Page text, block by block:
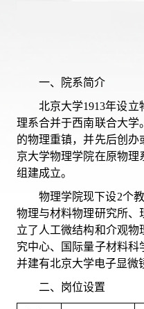
一、院系简介
北京大学1913年设
理系合并于西南联合大学
的物理重镇，并先后创办
京大学物理学院在原物
组建成立。
物理学院现下设2个
物理与材料物理研究所、
立了人工微结构和介观
究中心、国际量子材料科
并建有北京大学电子显微
二、岗位设置